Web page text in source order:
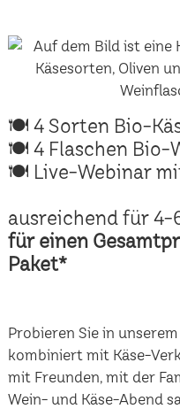
🍽 4 Sorten Bio-
🍽 4 Flaschen Bio-
🍽 Live-Webinar
ausreichend für 4-
für einen
Paket*
Probieren Sie in
kombiniert mit Käse-
mit Freunden, mit der
Wein- und Käse-Abend